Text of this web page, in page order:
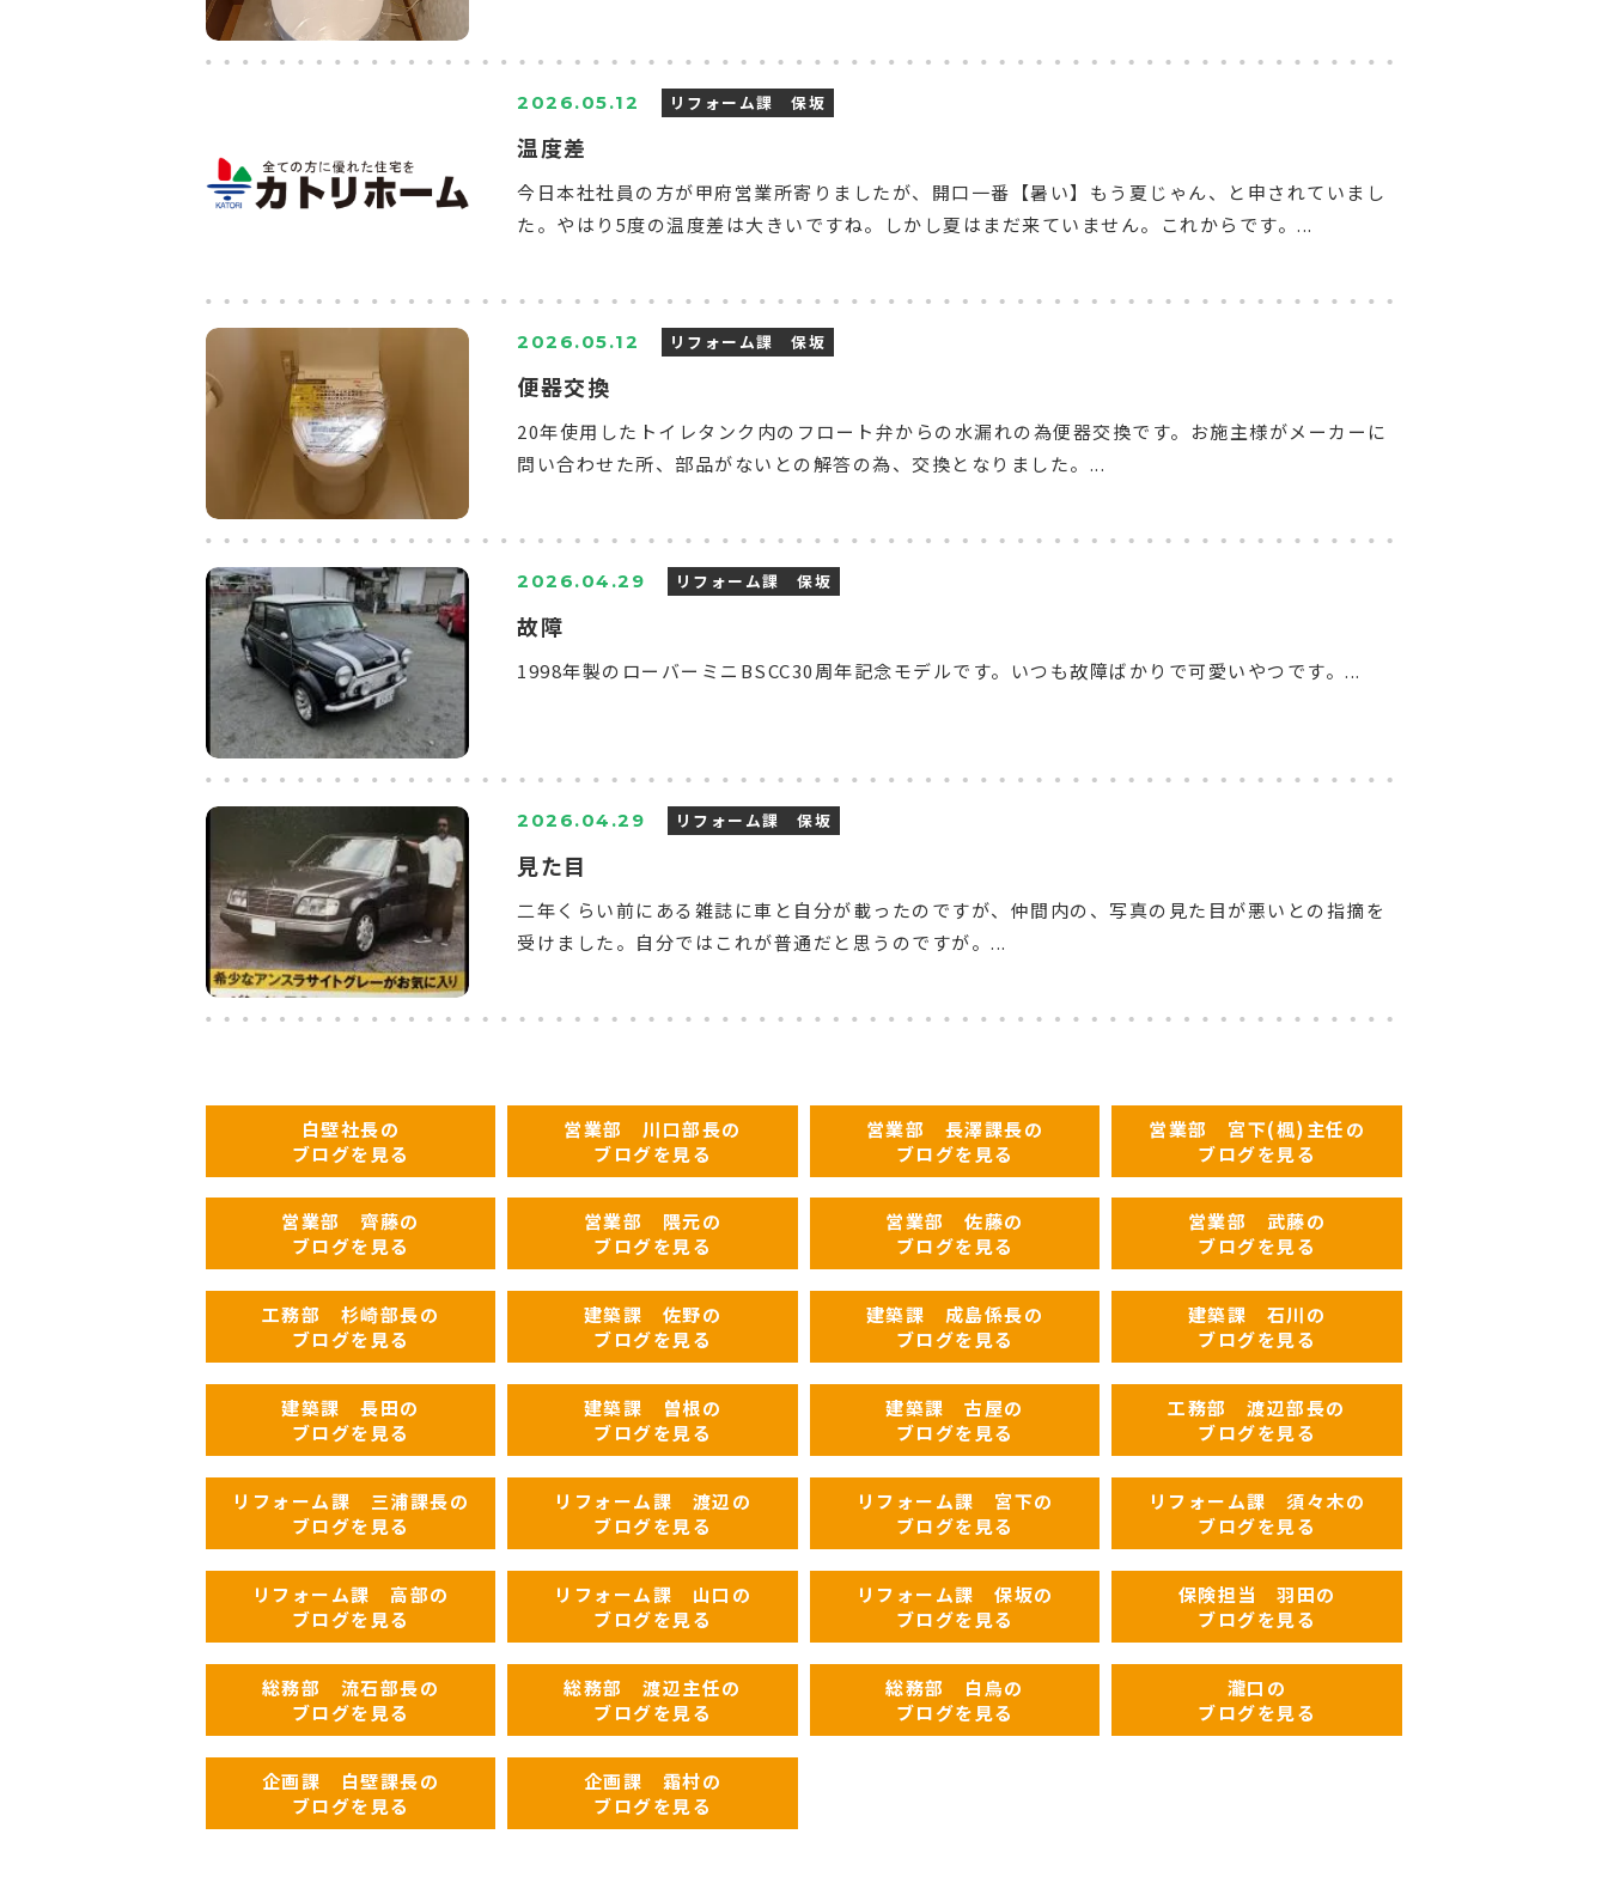
2026.05.12 リフォーム課 保坂
温度差
今日本社社員の方が甲府営業所寄りましたが、開口一番【暑い】もう夏じゃん、と申されていまし
た。やはり5度の温度差は大きいですね。しかし夏はまだ来ていません。これからです。...
2026.05.12 リフォーム課 保坂
便器交換
20年使用したトイレタンク内のフロート弁からの水漏れの為便器交換です。お施主様がメーカーに
問い合わせた所、部品がないとの解答の為、交換となりました。...
2026.04.29 リフォーム課 保坂
故障
1998年製のローバーミニBSCC30周年記念モデルです。いつも故障ばかりで可愛いやつです。...
2026.04.29 リフォーム課 保坂
見た目
二年くらい前にある雑誌に車と自分が載ったのですが、仲間内の、写真の見た目が悪いとの指摘を
受けました。自分ではこれが普通だと思うのですが。...
白壁社長の
ブログを見る
営業部 川口部長の
ブログを見る
営業部 長澤課長の
ブログを見る
営業部 宮下(楓)主任の
ブログを見る
営業部 齊藤の
ブログを見る
営業部 隈元の
ブログを見る
営業部 佐藤の
ブログを見る
営業部 武藤の
ブログを見る
工務部 杉崎部長の
ブログを見る
建築課 佐野の
ブログを見る
建築課 成島係長の
ブログを見る
建築課 石川の
ブログを見る
建築課 長田の
ブログを見る
建築課 曽根の
ブログを見る
建築課 古屋の
ブログを見る
工務部 渡辺部長の
ブログを見る
リフォーム課 三浦課長の
ブログを見る
リフォーム課 渡辺の
ブログを見る
リフォーム課 宮下の
ブログを見る
リフォーム課 須々木の
ブログを見る
リフォーム課 高部の
ブログを見る
リフォーム課 山口の
ブログを見る
リフォーム課 保坂の
ブログを見る
保険担当 羽田の
ブログを見る
総務部 流石部長の
ブログを見る
総務部 渡辺主任の
ブログを見る
総務部 白鳥の
ブログを見る
瀧口の
ブログを見る
企画課 白壁課長の
ブログを見る
企画課 霜村の
ブログを見る